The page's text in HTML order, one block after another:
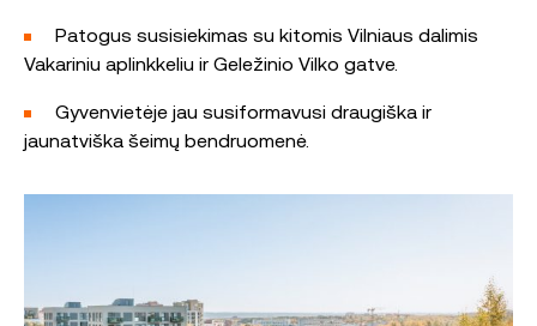
Patogus susisiekimas su kitomis Vilniaus dalimis
Vakariniu aplinkkeliu ir Geležinio Vilko gatve.
Gyvenvietėje jau susiformavusi draugiška ir
jaunatviška šeimų bendruomenė.